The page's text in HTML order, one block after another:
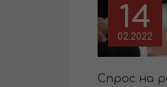
14
02.2022
Спрос на